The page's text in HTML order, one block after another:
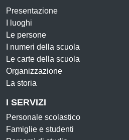
Presentazione
I luoghi
Le persone
I numeri della scuola
Le carte della scuola
Organizzazione
La storia
I SERVIZI
Personale scolastico
Famiglie e studenti